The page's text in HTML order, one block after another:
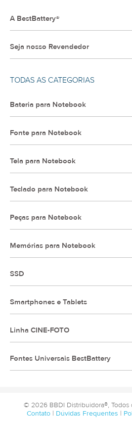
A BestBattery®
Seja nosso Revendedor
TODAS AS CATEGORIAS
Bateria para Notebook
Fonte para Notebook
Tela para Notebook
Teclado para Notebook
Peças para Notebook
Memórias para Notebook
SSD
Smartphones e Tablets
Linha CINE-FOTO
Fontes Universais BestBattery
© 2026 BBDI Distribuidora®, Todos
Contato | Dúvidas Frequentes |